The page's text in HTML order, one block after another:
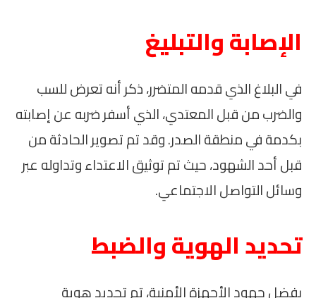
الإصابة والتبليغ
في البلاغ الذي قدمه المتضرر، ذكر أنه تعرض للسب
والضرب من قبل المعتدي، الذي أسفر ضربه عن إصابته
بكدمة في منطقة الصدر. وقد تم تصوير الحادثة من
قبل أحد الشهود، حيث تم توثيق الاعتداء وتداوله عبر
وسائل التواصل الاجتماعي.
تحديد الهوية والضبط
بفضل جهود الأجهزة الأمنية، تم تحديد هوية